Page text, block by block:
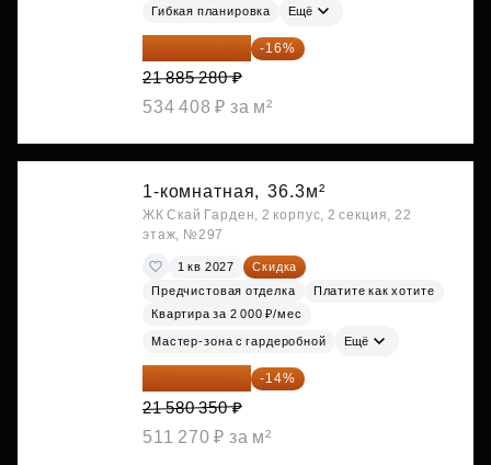
Гибкая планировка Ещё
18 383 635 ₽ -16%
21 885 280 ₽
534 408 ₽ за м²
1-комнатная, 36.3м²
ЖК Скай Гарден, 2 корпус, 2 секция, 22
этаж, №297
1 кв 2027
Скидка
Предчистовая отделка
Платите как хотите
Квартира за 2 000 ₽/мес
Мастер-зона с гардеробной Ещё
18 559 101 ₽ -14%
21 580 350 ₽
511 270 ₽ за м²